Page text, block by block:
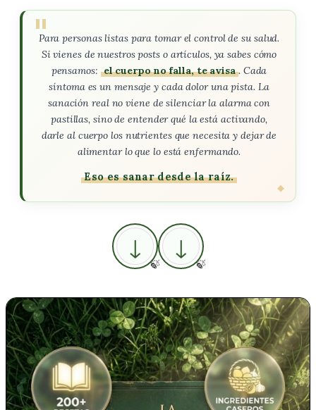
Para personas listas para tomar el control de su salud.
Si vienes de nuestros posts o artículos, ya sabes cómo
pensamos: el cuerpo no falla, te avisa . Cada
síntoma es un mensaje y cada dolor una pista. La
sanación real no viene de silenciar la alarma con
pastillas, sino de entender qué la está activando,
darle al cuerpo los nutrientes que necesita y dejar de
alimentar lo que lo está enfermando.
Eso es sanar desde la raíz.
↓ ↓